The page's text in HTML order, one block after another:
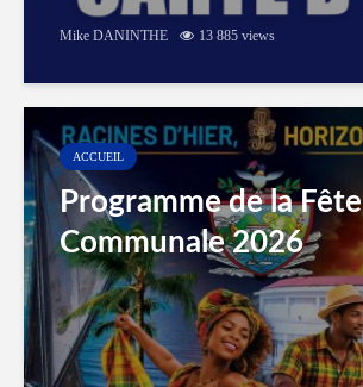
Mike DANINTHE 13 885 views
ACCUEIL
Programme de la Fête
Communale 2026